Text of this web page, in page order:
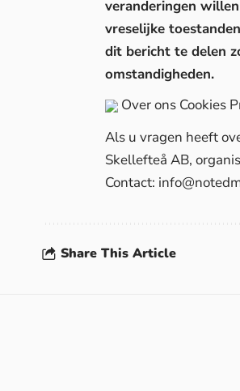
veranderingen
vreselijke
dit bericht te delen
omstandigheden.
Over ons Cookies
Als u vragen heeft
Skellefteå AB,
Contact:
Share This Article